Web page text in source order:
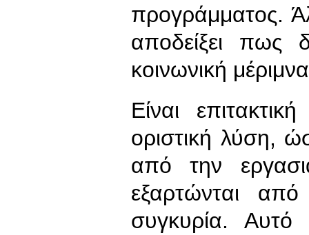
προγράμματος.
αποδείξει πως
κοινωνική
Είναι
οριστική λύση,
από την
εξαρτώνται από
συγκυρία.